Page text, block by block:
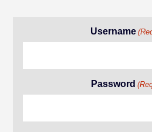
Username
Password